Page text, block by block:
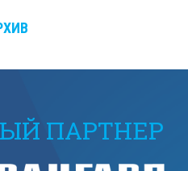
ПАРТНЕР